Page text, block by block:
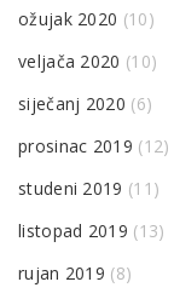
ožujak 2020 (10)
veljača 2020 (10)
siječanj 2020 (6)
prosinac 2019 (12)
studeni 2019 (11)
listopad 2019 (13)
rujan 2019 (8)